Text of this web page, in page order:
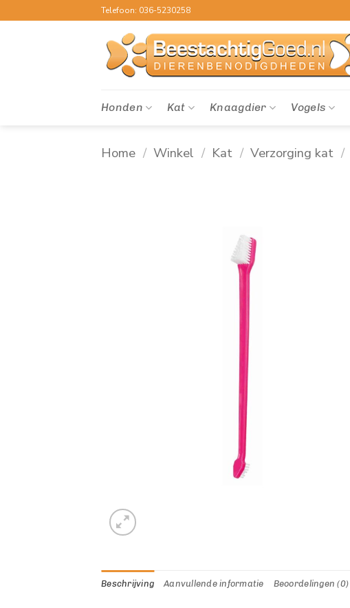
naar
Telefoon: 036-5230258
Honden Kat Knaagdier Vogels
Home / Winkel / Kat / Verzorging kat /
Beschrijving Aanvullende informatie Beoordelingen (0)